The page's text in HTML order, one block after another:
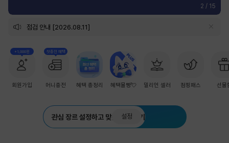
2 / 15
점검 안내 [2026.08.11]
+1,000원
회원가입
첫충전 혜택
머니충전 혜택 총정리 혜택몰빵💘 밀리언 셀러 점핑패스 선물
관심 장르 설정하고 맞춤 추천 받기
설정